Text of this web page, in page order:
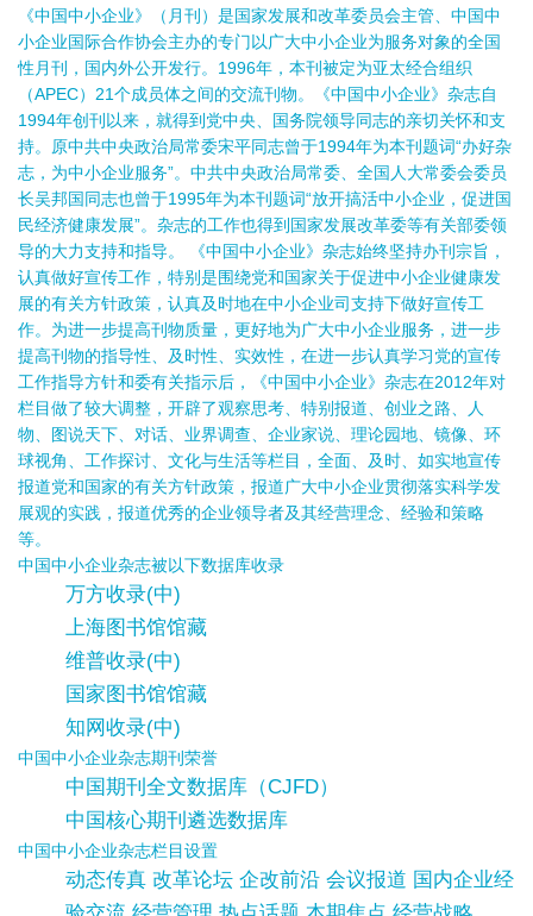
《中国中小企业》（月刊）是国家发展和改革委员会主管、中国中
小企业国际合作协会主办的专门以广大中小企业为服务对象的全国
性月刊，国内外公开发行。1996年，本刊被定为亚太经合组织
（APEC）21个成员体之间的交流刊物。《中国中小企业》杂志自
1994年创刊以来，就得到党中央、国务院领导同志的亲切关怀和支
持。原中共中央政治局常委宋平同志曾于1994年为本刊题词“办好杂
志，为中小企业服务”。中共中央政治局常委、全国人大常委会委员
长吴邦国同志也曾于1995年为本刊题词“放开搞活中小企业，促进国
民经济健康发展”。杂志的工作也得到国家发展改革委等有关部委领
导的大力支持和指导。 《中国中小企业》杂志始终坚持办刊宗旨，
认真做好宣传工作，特别是围绕党和国家关于促进中小企业健康发
展的有关方针政策，认真及时地在中小企业司支持下做好宣传工
作。为进一步提高刊物质量，更好地为广大中小企业服务，进一步
提高刊物的指导性、及时性、实效性，在进一步认真学习党的宣传
工作指导方针和委有关指示后，《中国中小企业》杂志在2012年对
栏目做了较大调整，开辟了观察思考、特别报道、创业之路、人
物、图说天下、对话、业界调查、企业家说、理论园地、镜像、环
球视角、工作探讨、文化与生活等栏目，全面、及时、如实地宣传
报道党和国家的有关方针政策，报道广大中小企业贯彻落实科学发
展观的实践，报道优秀的企业领导者及其经营理念、经验和策略
等。
中国中小企业杂志被以下数据库收录
万方收录(中)
上海图书馆馆藏
维普收录(中)
国家图书馆馆藏
知网收录(中)
中国中小企业杂志期刊荣誉
中国期刊全文数据库（CJFD）
中国核心期刊遴选数据库
中国中小企业杂志栏目设置
动态传真 改革论坛 企改前沿 会议报道 国内企业经